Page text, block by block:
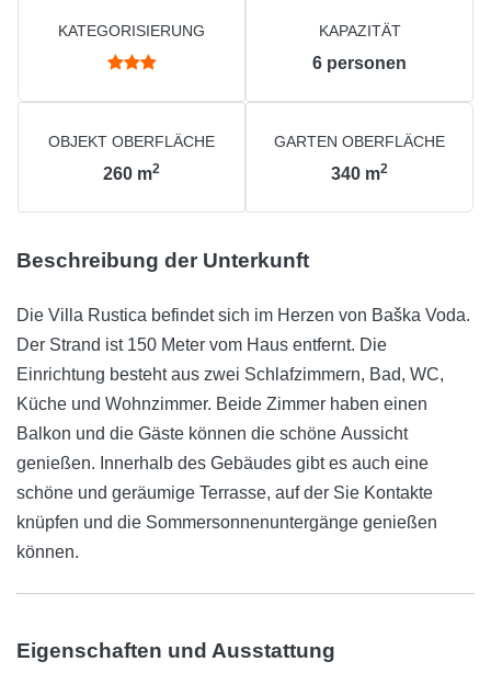
KATEGORISIERUNG KAPAZITÄT
6 personen
OBJEKT OBERFLÄCHE
260 m2
GARTEN OBERFLÄCHE
340 m2
Beschreibung der Unterkunft
Die Villa Rustica befindet sich im Herzen von Baška Voda.
Der Strand ist 150 Meter vom Haus entfernt. Die
Einrichtung besteht aus zwei Schlafzimmern, Bad, WC,
Küche und Wohnzimmer. Beide Zimmer haben einen
Balkon und die Gäste können die schöne Aussicht
genießen. Innerhalb des Gebäudes gibt es auch eine
schöne und geräumige Terrasse, auf der Sie Kontakte
knüpfen und die Sommersonnenuntergänge genießen
können.
Eigenschaften und Ausstattung